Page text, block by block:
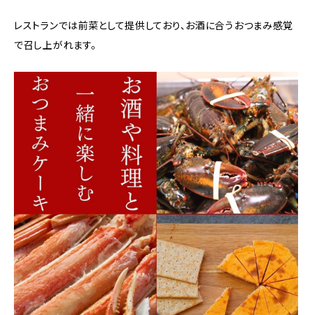
レストランでは前菜として提供しており、お酒に合うおつまみ感覚
で召し上がれます。